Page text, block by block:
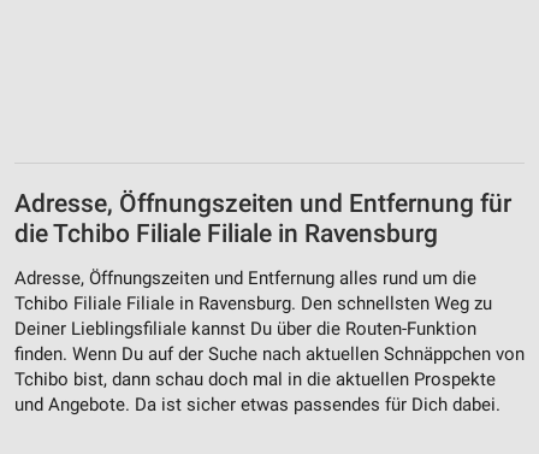
Adresse, Öffnungszeiten und Entfernung für
die Tchibo Filiale Filiale in Ravensburg
Adresse, Öffnungszeiten und Entfernung alles rund um die
Tchibo Filiale Filiale in Ravensburg. Den schnellsten Weg zu
Deiner Lieblingsfiliale kannst Du über die Routen-Funktion
finden. Wenn Du auf der Suche nach aktuellen Schnäppchen von
Tchibo bist, dann schau doch mal in die aktuellen Prospekte
und Angebote. Da ist sicher etwas passendes für Dich dabei.